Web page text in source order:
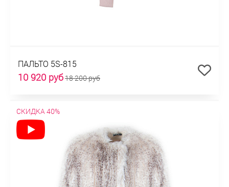
ПАЛЬТО 5S-815
10 920 руб18 200 руб
СКИДКА 40%